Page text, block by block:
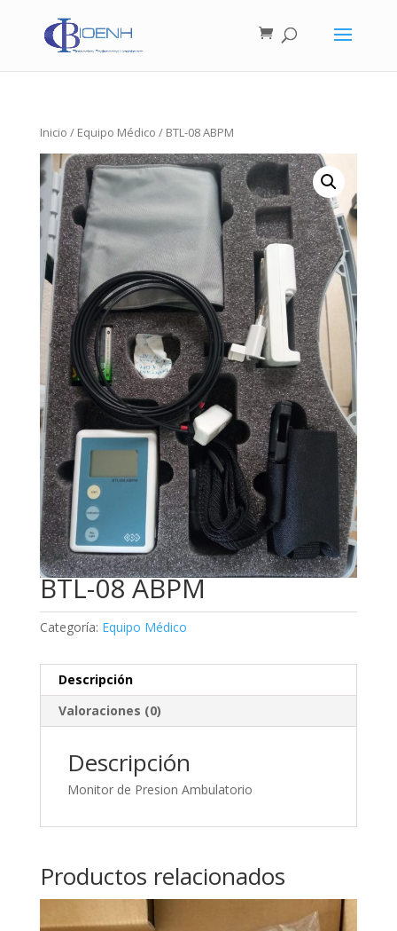
Inicio / Equipo Médico / BTL-08 ABPM
BTL-08 ABPM
Categoría: Equipo Médico
Descripción
Valoraciones (0)
Descripción
Monitor de Presion Ambulatorio
Productos relacionados